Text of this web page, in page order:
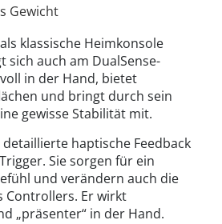
Gewicht
klassische Heimkonsole
sich auch am DualSense-
in der Hand, bietet
und bringt durch sein
gewisse Stabilität mit.
haptische Feedback
Sie sorgen für ein
und verändern auch die
Controllers. Er wirkt
„präsenter“ in der Hand.